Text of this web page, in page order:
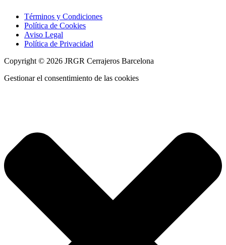
Términos y Condiciones
Política de Cookies
Aviso Legal
Política de Privacidad
Copyright © 2026 JRGR Cerrajeros Barcelona
Gestionar el consentimiento de las cookies